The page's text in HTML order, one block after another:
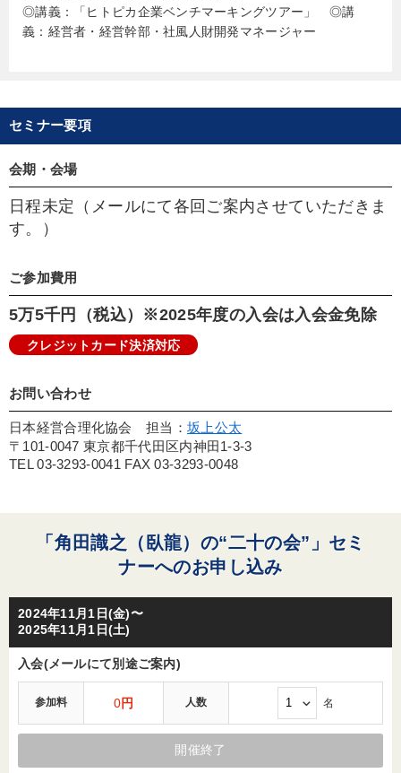
◎講義：「ヒトピカ企業ベンチマーキングツアー」 ◎講
義：経営者・経営幹部・社風人財開発マネージャー
セミナー要項
会期・会場
日程未定（メールにて各回ご案内させていただきま
す。）
ご参加費用
5万5千円（税込）※2025年度の入会は入会金免除
クレジットカード決済対応
お問い合わせ
日本経営合理化協会 担当：坂上公太
〒101-0047 東京都千代田区内神田1-3-3
TEL 03-3293-0041 FAX 03-3293-0048
「角田識之（臥龍）の“二十の会”」セミ
ナーへのお申し込み
2024年11月1日(金)〜
2025年11月1日(土)
入会(メールにて別途ご案内)
参加料 0円 人数 名
開催終了